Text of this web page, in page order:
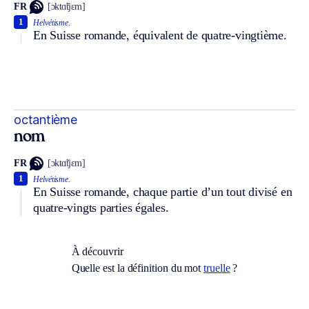
FR [ɔktɑ̃tjɛm]
Helvétisme.
En Suisse romande, équivalent de quatre-vingtième.
1
octantième
nom
FR [ɔktɑ̃tjɛm]
Helvétisme.
En Suisse romande, chaque partie d’un tout divisé en
quatre-vingts parties égales.
1
À découvrir
Quelle est la définition du mottruelle?